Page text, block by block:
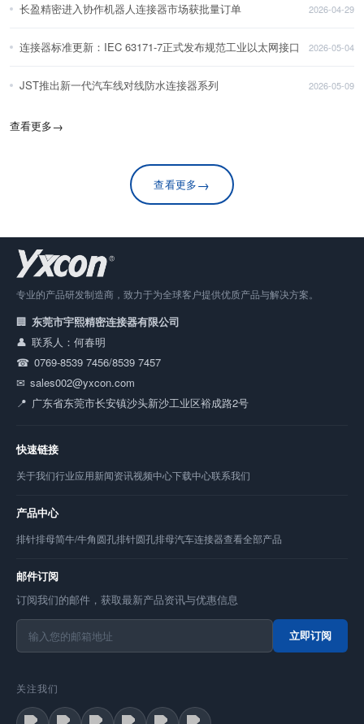
长盈精密进入协作机器人连接器市场获批量订单 2026-04-29
连接器标准更新：IEC 63171-7正式发布规范工业以太网接口 2026-05-04
JST推出新一代汽车线对线防水连接器系列 2026-05-09
查看更多→
查看更多→
专业的产品研发制造商，致力于为全球客户提供优质产品与解决方案。
东莞市宇熙精密连接器有限公司
联系人：何春明
0769-8539 7456/8539 7457
sales002@yxcon.com
广东省东莞市长安镇沙头新沙工业区裕成路2号
快速链接
关于我们行业应用新闻资讯视频中心下载中心联系我们
产品中心
排针排母简牛/牛角圆孔排针圆孔排母汽车连接器查看全部产品
邮件订阅
订阅我们的邮件，获取最新产品资讯与优惠信息
立即订阅
关注我们